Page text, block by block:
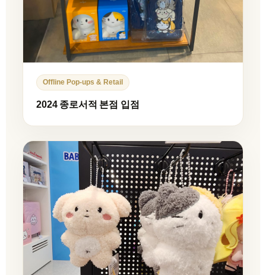
Offline Pop-ups & Retail
2024 종로서적 본점 입점